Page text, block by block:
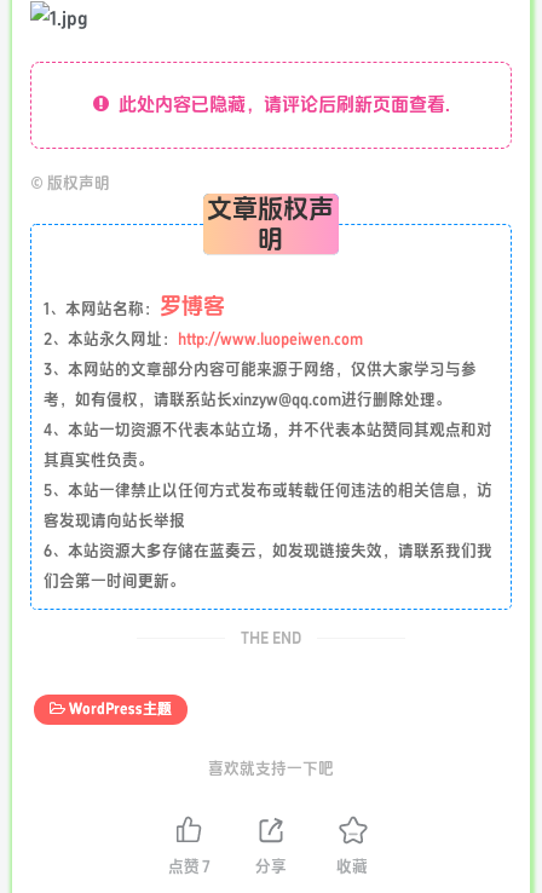
此处内容已隐藏，请评论后刷新页面查看.
© 版权声明
文章版权声
明
1、本网站名称： 罗博客
2、本站永久网址：
http://www.luopeiwen.com
3、本网站的文章部分内容可能来源于网络，仅供大家学习与参
考，如有侵权，请联系站长xinzyw@qq.com进行删除处理。
4、本站一切资源不代表本站立场，并不代表本站赞同其观点和对
其真实性负责。
5、本站一律禁止以任何方式发布或转载任何违法的相关信息，访
客发现请向站长举报
6、本站资源大多存储在蓝奏云，如发现链接失效，请联系我们我
们会第一时间更新。
THE END
WordPress主题
喜欢就支持一下吧
点赞 7 分享 收藏